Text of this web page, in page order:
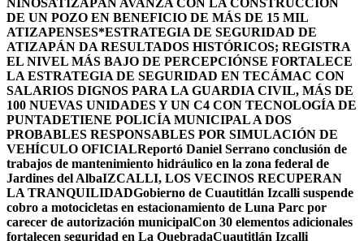
NIÑOSATIZAPÁN AVANZA CON LA CONSTRUCCIÓN
DE UN POZO EN BENEFICIO DE MÁS DE 15 MIL
ATIZAPENSES*ESTRATEGIA DE SEGURIDAD DE
ATIZAPÁN DA RESULTADOS HISTÓRICOS; REGISTRA
EL NIVEL MÁS BAJO DE PERCEPCIÓNSE FORTALECE
LA ESTRATEGIA DE SEGURIDAD EN TECÁMAC CON
SALARIOS DIGNOS PARA LA GUARDIA CIVIL, MÁS DE
100 NUEVAS UNIDADES Y UN C4 CON TECNOLOGÍA DE
PUNTADETIENE POLICÍA MUNICIPAL A DOS
PROBABLES RESPONSABLES POR SIMULACIÓN DE
VEHÍCULO OFICIALReportó Daniel Serrano conclusión de
trabajos de mantenimiento hidráulico en la zona federal de
Jardines del AlbaIZCALLI, LOS VECINOS RECUPERAN
LA TRANQUILIDADGobierno de Cuautitlán Izcalli suspende
cobro a motocicletas en estacionamiento de Luna Parc por
carecer de autorización municipalCon 30 elementos adicionales
fortalecen seguridad en La QuebradaCuautitlán Izcalli